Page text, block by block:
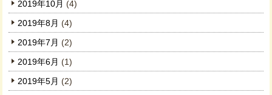
2019年10月 (4)
2019年8月 (4)
2019年7月 (2)
2019年6月 (1)
2019年5月 (2)